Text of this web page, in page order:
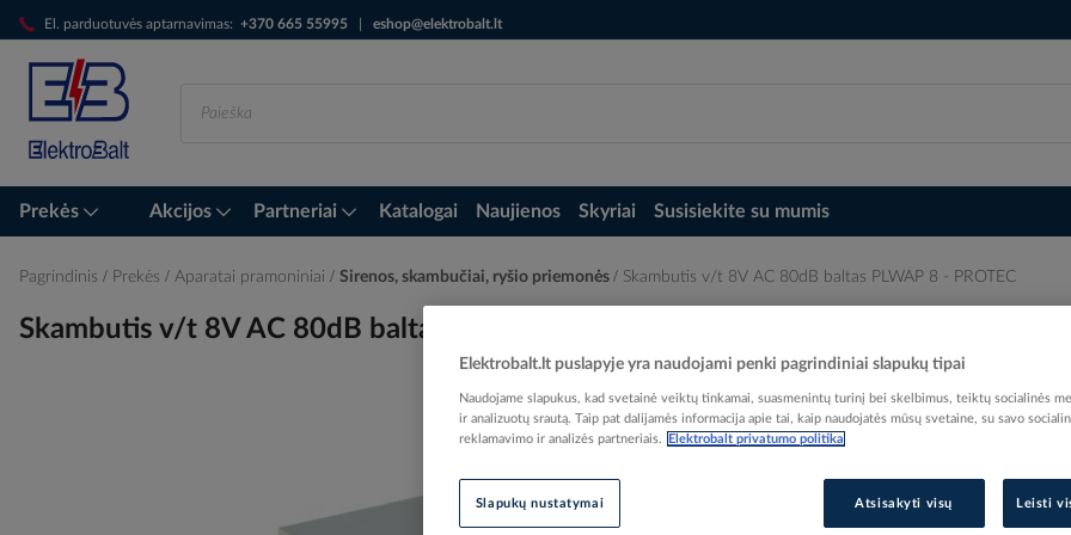
El. parduotuvės aptarnavimas: +370 665 55995 eshop@elektrobalt.lt
Skip
to
Content
Prekės Akcijos Partneriai Katalogai Naujienos Skyriai Susisiekite su mumis
Pagrindinis Prekės Aparatai pramoniniai Sirenos, skambučiai, ryšio priemonės Skambutis v/t 8V AC 80dB baltas PLWAP 8 - PROTEC
Skambutis v/t 8V AC 80dB baltas PLWAP 8 - PROTEC
Elektrobalt prekės kodas
Gamintojo prekės kodas
Elektrobalt.lt puslapyje yra naudojami penki pagrindiniai slapukų tipai
Naudojame slapukus, kad svetainė veiktų tinkamai, suasmenintų turinį bei skelbimus, teiktų socialinės
ir analizuotų srautą. Taip pat dalijamės informacija apie tai, kaip naudojatės mūsų svetaine, su savo
reklamavimo ir analizės partneriais.
Elektrobalt privatumo politika
Slapukų nustatymai Atsisakyti visų Leisti